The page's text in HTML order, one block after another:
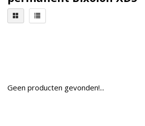
Geen producten gevonden!...